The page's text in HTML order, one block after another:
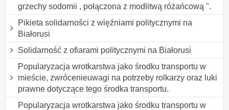
grzechy sodomii , połączona z modlitwą różańcową ".
Pikieta solidarności z więźniami politycznymi na
Białorusi
Solidarność z ofiarami politycznymi na Białorusi
Popularyzacja wrotkarstwa jako środku transportu w
mieście, zwrócenieuwagi na potrzeby rolkarzy oraz luki
prawne dotyczące tego środka transportu.
Popularyzacja wrotkarstwa jako środku transportu w